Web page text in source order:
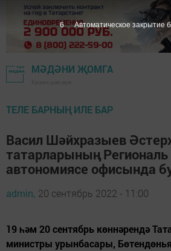
МӘДӘНИ ҖОМГА
ТЕЛЕ БАРНЫҢ ИЛЕ БАР
Васил Шәйхразыев
татарларының
автономиясе офисында
admin, 20 сентябрь 2022 - 11:00
19 һәм 20 сентябрь көннәрендә
министры урынбасары,
5 Автоматическое закрытие